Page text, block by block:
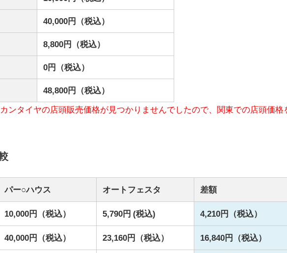
40,000円（税込）
8,800円（税込）
0円（税込）
48,800円（税込）
ンタイヤの店頭販売価格が見つかりませんでしたので、関東での店頭価格
パー○ハウス オートフェスタ 差額
10,000円（税込） 5,790円 (税込) 4,210円（税込）
40,000円（税込） 23,160円（税込） 16,840円（税込）